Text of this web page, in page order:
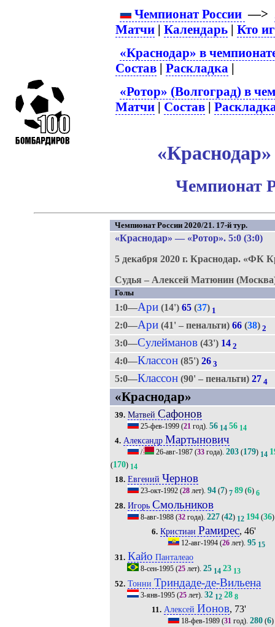
Чемпионат России —>
Матчи |Календарь |Кто
«Краснодар» в
Состав |Раскладка |
«Ротор» (Волгоград) в
Матчи | Состав |
Чемпионат
Чемпионат России 2020/21. 17-й тур.
«Краснодар» — «Ротор». 5:0 (3:0)
5 декабря 2020 г. Краснодар. «ФК
Судья – Алексей Матюнин
Голы
1:0—Ари(14') 65(37) 1
2:0—Ари(41' – пенальти) 66(38) 2
3:0—Сулейманов(43') 14 2
4:0—Классон(85') 26 3
5:0—Классон(90' – пенальти) 27 4
«Краснодар»
39. Матвей Сафонов
25-фев-1999(21год). 56 14 56 14
4. Александр Мартынович
/ 26-авг-1987(33года). 203(179) 14
(170) 14
18. Евгений Чернов
23-окт-1992(28лет). 94(7) 7 89(6) 6
28. Игорь Смольников
8-авг-1988(32года). 227(42) 12 194(36)
6. Кристиан Рамирес, 46'
12-авг-1994 (26 лет).95 15
31. Кайо Панталеао
8-сен-1995(25лет). 25 14 23 13
52. Тонни Триндаде-де-Вильена
3-янв-1995(25лет). 32 12 28 8
11. Алексей Ионов, 73'
18-фев-1989 (31 год).280 (6)